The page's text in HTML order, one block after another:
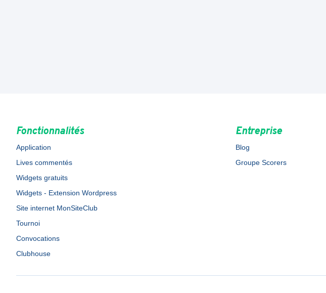
Fonctionnalités
Application
Lives commentés
Widgets gratuits
Widgets - Extension Wordpress
Site internet MonSiteClub
Tournoi
Convocations
Clubhouse
Entreprise
Blog
Groupe Scorers